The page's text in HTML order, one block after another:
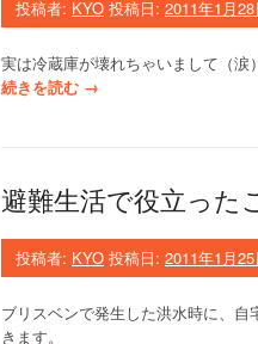
の
ロ
ッ
投稿者: KYO 投稿日: 2011年1月28
実は冷蔵庫が壊れちゃいまして（涙）
続きを読む “
ラ
ア
d
日
→
避難生活で役立った
投稿者: KYO 投稿日: 2011年1月25
ブリスベンで発生した洪水時に、
きます。